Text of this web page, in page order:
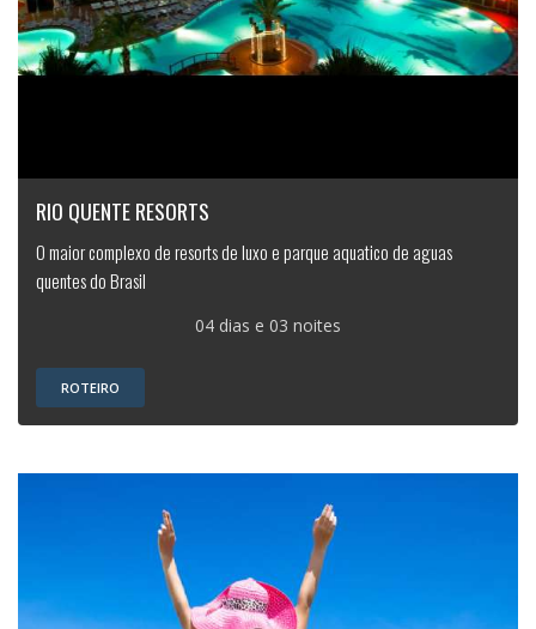
RIO QUENTE RESORTS
O maior complexo de resorts de luxo e parque aquatico de aguas
quentes do Brasil
04 dias e 03 noites
ROTEIRO